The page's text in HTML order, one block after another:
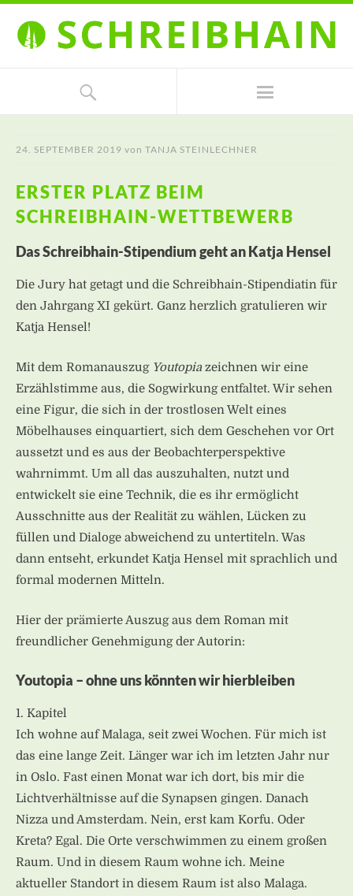
24. SEPTEMBER 2019 von TANJA STEINLECHNER
ERSTER PLATZ BEIM
SCHREIBHAIN-WETTBEWERB
Das Schreibhain-Stipendium geht an Katja Hensel
Die Jury hat getagt und die Schreibhain-Stipendiatin für
den Jahrgang XI gekürt. Ganz herzlich gratulieren wir
Katja Hensel!
Mit dem Romanauszug Youtopia zeichnen wir eine
Erzählstimme aus, die Sogwirkung entfaltet. Wir sehen
eine Figur, die sich in der trostlosen Welt eines
Möbelhauses einquartiert, sich dem Geschehen vor Ort
aussetzt und es aus der Beobachterperspektive
wahrnimmt. Um all das auszuhalten, nutzt und
entwickelt sie eine Technik, die es ihr ermöglicht
Ausschnitte aus der Realität zu wählen, Lücken zu
füllen und Dialoge abweichend zu untertiteln. Was
dann entseht, erkundet Katja Hensel mit sprachlich und
formal modernen Mitteln.
Hier der prämierte Auszug aus dem Roman mit
freundlicher Genehmigung der Autorin:
Youtopia – ohne uns könnten wir hierbleiben
1. Kapitel
Ich wohne auf Malaga, seit zwei Wochen. Für mich ist
das eine lange Zeit. Länger war ich im letzten Jahr nur
in Oslo. Fast einen Monat war ich dort, bis mir die
Lichtverhältnisse auf die Synapsen gingen. Danach
Nizza und Amsterdam. Nein, erst kam Korfu. Oder
Kreta? Egal. Die Orte verschwimmen zu einem großen
Raum. Und in diesem Raum wohne ich. Meine
aktueller Standort in diesem Raum ist also Malaga.